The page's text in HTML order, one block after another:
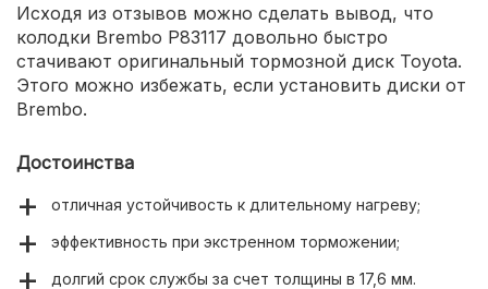
Исходя из отзывов можно сделать вывод, что
колодки Brembo P83117 довольно быстро
стачивают оригинальный тормозной диск Toyota.
Этого можно избежать, если установить диски от
Brembo.
Достоинства
отличная устойчивость к длительному нагреву;
эффективность при экстренном торможении;
долгий срок службы за счет толщины в 17,6 мм.